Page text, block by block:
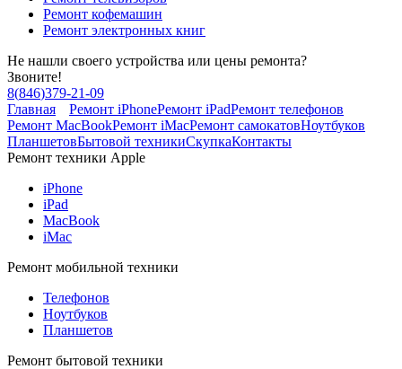
Ремонт кофемашин
Ремонт электронных книг
Не нашли своего устройства или цены ремонта?
Звоните!
8(846)379-21-09
Главная
Ремонт iPhoneРемонт iPadРемонт телефонов
Ремонт MacBookРемонт iMacРемонт самокатовНоутбуков
ПланшетовБытовой техникиСкупкаКонтакты
Ремонт техники Apple
iPhone
iPad
MacBook
iMac
Ремонт мобильной техники
Телефонов
Ноутбуков
Планшетов
Ремонт бытовой техники